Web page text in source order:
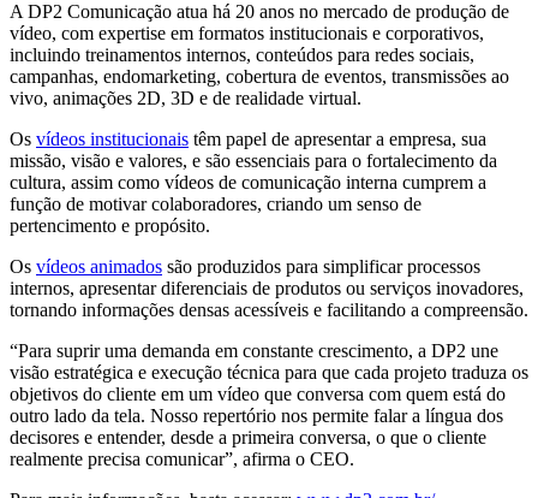
A DP2 Comunicação atua há 20 anos no mercado de produção de
vídeo, com expertise em formatos institucionais e corporativos,
incluindo treinamentos internos, conteúdos para redes sociais,
campanhas, endomarketing, cobertura de eventos, transmissões ao
vivo, animações 2D, 3D e de realidade virtual.
Os vídeos institucionais têm papel de apresentar a empresa, sua
missão, visão e valores, e são essenciais para o fortalecimento da
cultura, assim como vídeos de comunicação interna cumprem a
função de motivar colaboradores, criando um senso de
pertencimento e propósito.
Os vídeos animados são produzidos para simplificar processos
internos, apresentar diferenciais de produtos ou serviços inovadores,
tornando informações densas acessíveis e facilitando a compreensão.
“Para suprir uma demanda em constante crescimento, a DP2 une
visão estratégica e execução técnica para que cada projeto traduza os
objetivos do cliente em um vídeo que conversa com quem está do
outro lado da tela. Nosso repertório nos permite falar a língua dos
decisores e entender, desde a primeira conversa, o que o cliente
realmente precisa comunicar”, afirma o CEO.